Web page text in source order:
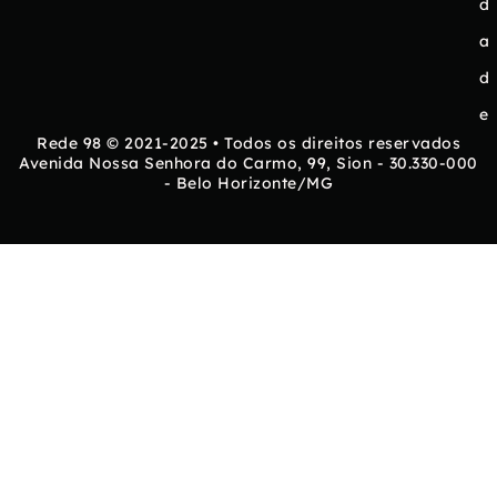
d
a
d
e
Rede 98 © 2021-2025 • Todos os direitos reservados
Avenida Nossa Senhora do Carmo, 99, Sion - 30.330-000
- Belo Horizonte/MG